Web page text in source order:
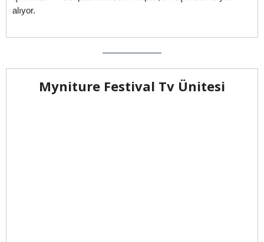
alıyor.
Myniture Festival Tv Ünitesi